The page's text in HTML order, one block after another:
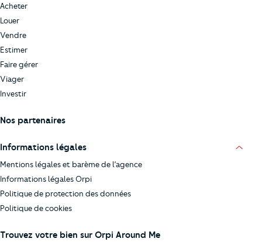
Acheter
Louer
Vendre
Estimer
Faire gérer
Viager
Investir
Nos partenaires
Informations légales
Mentions légales et barème de l’agence
Informations légales Orpi
Politique de protection des données
Politique de cookies
Trouvez votre bien sur Orpi Around Me